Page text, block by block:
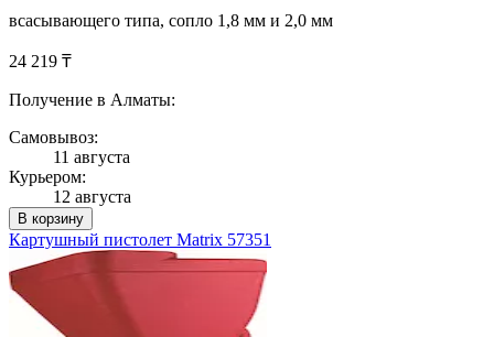
всасывающего типа, сопло 1,8 мм и 2,0 мм
24 219 ₸
Получение в Алматы:
Самовывоз:
11 августа
Курьером:
12 августа
В корзину
Картушный пистолет Matrix 57351